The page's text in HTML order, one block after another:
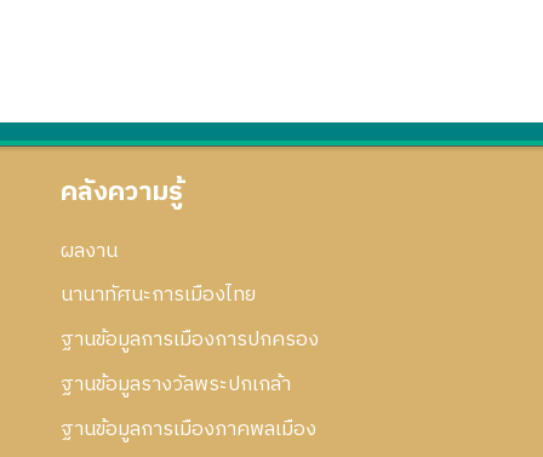
คลังความรู้
ผลงาน
นานาทัศนะการเมืองไทย
ฐานข้อมูลการเมืองการปกครอง
ฐานข้อมูลรางวัลพระปกเกล้า
ฐานข้อมูลการเมืองภาคพลเมือง